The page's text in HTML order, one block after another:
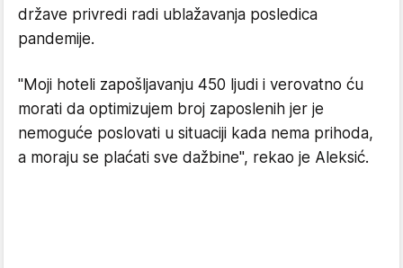
države privredi radi ublažavanja posledica
pandemije.
"Moji hoteli zapošljavanju 450 ljudi i verovatno ću
morati da optimizujem broj zaposlenih jer je
nemoguće poslovati u situaciji kada nema prihoda,
a moraju se plaćati sve dažbine", rekao je Aleksić.